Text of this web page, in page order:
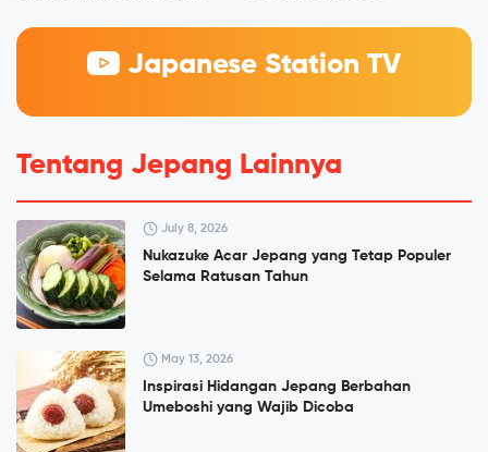
Japanese Station TV
Tentang Jepang Lainnya
July 8, 2026
Nukazuke Acar Jepang yang Tetap Populer
Selama Ratusan Tahun
May 13, 2026
Inspirasi Hidangan Jepang Berbahan
Umeboshi yang Wajib Dicoba